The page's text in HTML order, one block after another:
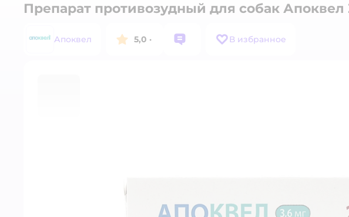
Препарат противозудный для собак
Апоквел 5,0 · В избранное